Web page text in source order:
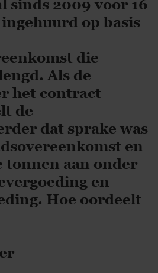
sinds 2009 voor 16
op basis
die
Als de
het contract
de
dat sprake was
en
tonnen aan onder
en
Hoe oordeelt